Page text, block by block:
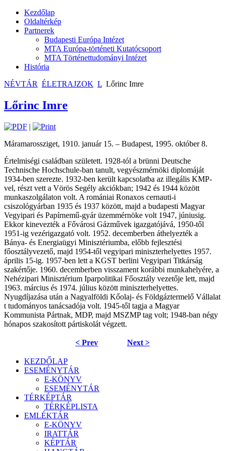
Kezdőlap
Oldaltérkép
Partnerek
Budapesti Európa Intézet
MTA Európa-történeti Kutatócsoport
MTA Történettudományi Intézet
História
NÉVTÁR ÉLETRAJZOK L Lőrinc Imre
Lőrinc Imre
|
Máramarossziget, 1910. január 15. – Budapest, 1995. október 8.
Értelmiségi családban született. 1928-tól a brünni Deutsche
Technische Hochschule-ban tanult, vegyészmérnöki diplomáját
1934-ben szerezte. 1932-ben került kapcsolatba az illegális KMP-
vel, részt vett a Vörös Segély akciókban; 1942 és 1944 között
munkaszolgálaton volt. A romániai Ronaxos cernauti-i
csiszológyárban 1935 és 1937 között, majd a budapesti Magyar
Vegyipari és Papírnemű-gyár üzemmérnöke volt 1947, júniusig.
Ekkor kinevezték a Fővárosi Gázművek igazgatójává, 1950-től
1951-ig vezérigazgató volt. 1952. decemberben áthelyezték a
Bánya- és Energiaügyi Minisztériumba, előbb fejlesztési
főosztályvezető, majd 1954-től vegyipari miniszterhelyettes 1957.
április 15-ig. 1957-ben lett a KGST berlini Vegyipari Titkárság
szakértője. 1960. decemberben visszament korábbi munkahelyére, a
Nehézipari Minisztérium Iparpolitikai Főosztály vezetője lett, majd
1963. március és 1974. július között miniszterhelyettes.
Nyugdíjazása után a Nagyalföldi Kőolaj- és Földgáztermelő Vállalat
t tudományos tanácsadója volt. 1945-től tagja a Magyar
Kommunista Pártnak, MDP, majd MSZMP tag volt; 1948-ban négy
hónapos szakosított pártiskolát végzett.
< Prev Next >
KEZDŐLAP
ESEMÉNYTÁR
E-KÖNYV
ESEMÉNYTÁR
TÉRKÉPTÁR
TÉRKÉPLISTA
EMLÉKTÁR
E-KÖNYV
IRATTÁR
KÉPTÁR